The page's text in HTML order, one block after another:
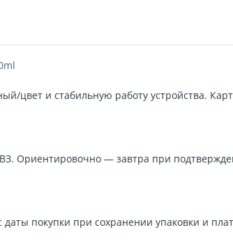
цвет и стабильную работу устройства.
Ориентировочно — завтра при
покупки при сохранении упаковки и